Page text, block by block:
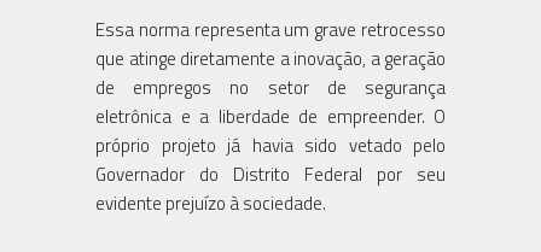
Essa norma representa um grave retrocesso
que atinge diretamente a inovação, a geração
de empregos no setor de segurança
eletrônica e a liberdade de empreender. O
próprio projeto já havia sido vetado pelo
Governador do Distrito Federal por seu
evidente prejuízo à sociedade.